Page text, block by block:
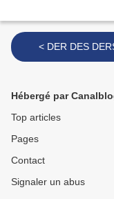
< DER DES
Hébergé par
Top articles
Pages
Contact
Signaler un abus